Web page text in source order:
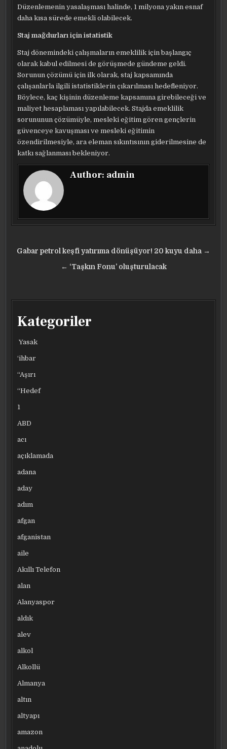
Düzenlemenin yasalaşması halinde, 1 milyona yakın esnaf
daha kısa sürede emekli olabilecek.
Staj mağdurları için istatistik
Staj dönemindeki çalışmaların emeklilik için başlangıç
olarak kabul edilmesi de görüşmede gündeme geldi.
Sorunun çözümü için ilk olarak, staj kapsamında
çalışanlarla ilgili istatistiklerin çıkarılması hedefleniyor.
Böylece, kaç kişinin düzenleme kapsamına girebileceği ve
maliyet hesaplaması yapılabilecek. Stajda emeklilik
sorununun çözümüyle, mesleki eğitim gören gençlerin
güvenceye kavuşması ve mesleki eğitimin
özendirilmesiyle, ara eleman sıkıntısının giderilmesine de
katkı sağlanması bekleniyor.
Author: admin
Yazı
gezinmesi
Gabar petrol keşfi yatırıma dönüşüyor! 20 kuyu daha →
← ‘Taşkın Fonu’ oluşturulacak
Kategoriler
Yasak
‘ihbar
“Aşırı
“Hedef
1
ABD
acı
açıklamada
adana
aday
adım
afgan
afganistan
aile
Akıllı Telefon
alan
Alanyaspor
aldık
alev
alkol
Alkollü
Almanya
altın
altyapı
amazon